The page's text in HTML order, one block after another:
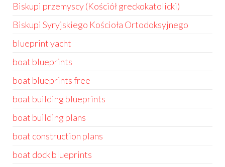
Biskupi przemyscy (Kościół greckokatolicki)
Biskupi Syryjskiego Kościoła Ortodoksyjnego
blueprint yacht
boat blueprints
boat blueprints free
boat building blueprints
boat building plans
boat construction plans
boat dock blueprints